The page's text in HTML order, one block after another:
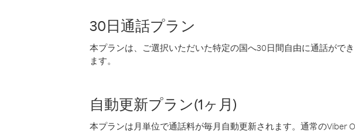
30日通話プラン
本プランは、ご選択いただいた特定の国へ30日間自由に通話がで
ます。
自動更新プラン(1ヶ月)
本プランは月単位で通話料が毎月自動更新されます。通常のViber